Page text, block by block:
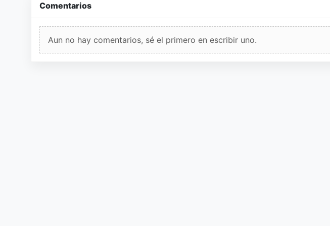
Comentarios
Aun no hay comentarios, sé el primero en escribir uno.